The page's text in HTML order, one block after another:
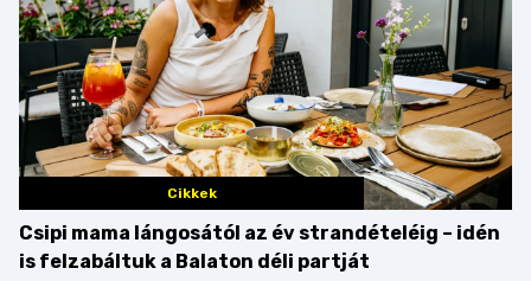
Cikkek
Csipi mama lángosától az év strandételéig – idén
is felzabáltuk a Balaton déli partját